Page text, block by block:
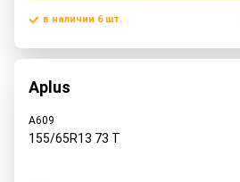
в наличии 6 шт.
Aplus
A609
155/65R13 73 T